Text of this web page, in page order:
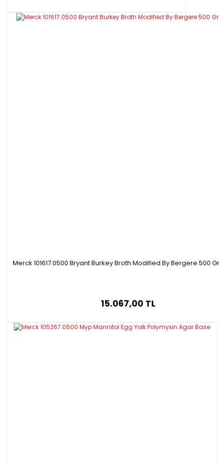
Merck 101617.0500 Bryant Burkey Broth Modified By Bergere 500
15.067,00 TL